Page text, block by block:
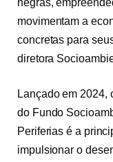
movimentam a
concretas para
diretora
Lançado em 2024,
do Fundo
Periferias é a
impulsionar o